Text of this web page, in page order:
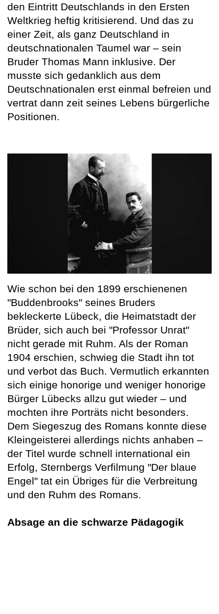
den Eintritt Deutschlands in den Ersten
Weltkrieg heftig kritisierend. Und das zu
einer Zeit, als ganz Deutschland in
deutschnationalen Taumel war – sein
Bruder Thomas Mann inklusive. Der
musste sich gedanklich aus dem
Deutschnationalen erst einmal befreien und
vertrat dann zeit seines Lebens bürgerliche
Positionen.
Wie schon bei den 1899 erschienenen
"Buddenbrooks" seines Bruders
bekleckerte Lübeck, die Heimatstadt der
Brüder, sich auch bei "Professor Unrat"
nicht gerade mit Ruhm. Als der Roman
1904 erschien, schwieg die Stadt ihn tot
und verbot das Buch. Vermutlich erkannten
sich einige honorige und weniger honorige
Bürger Lübecks allzu gut wieder – und
mochten ihre Porträts nicht besonders.
Dem Siegeszug des Romans konnte diese
Kleingeisterei allerdings nichts anhaben –
der Titel wurde schnell international ein
Erfolg, Sternbergs Verfilmung "Der blaue
Engel" tat ein Übriges für die Verbreitung
und den Ruhm des Romans.
Absage an die schwarze Pädagogik